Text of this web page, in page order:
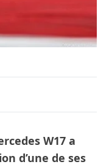
W17 a
d’une de ses